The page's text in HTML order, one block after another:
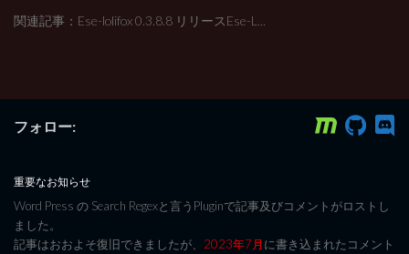
関連記事：Ese-lolifox 0.3.8.8 リリースEse-L...
フォロー:
重要なお知らせ
Word Press の Search Regexと言うPluginで記事及びコメントがロストし
ました。
記事はおおよそ復旧できましたが、 2023年7月に書き込まれたコメント